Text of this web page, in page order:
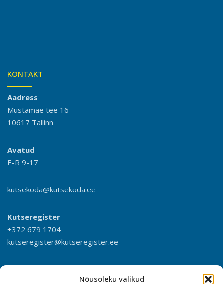
Nõusoleku valikud
KONTAKT
Aadress
Mustamäe tee 16
10617 Tallinn
Avatud
E-R 9-17
kutsekoda@kutsekoda.ee
Kutseregister
+372 679 1704
kutseregister@kutseregister.ee